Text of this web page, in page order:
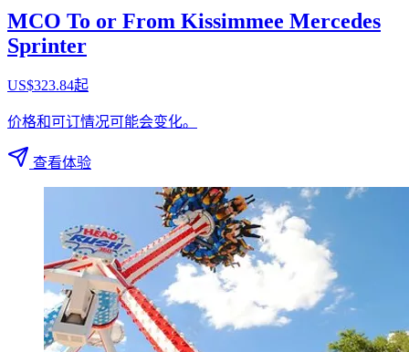
MCO To or From Kissimmee Mercedes
Sprinter
US$323.84起
价格和可订情况可能会变化。
查看体验